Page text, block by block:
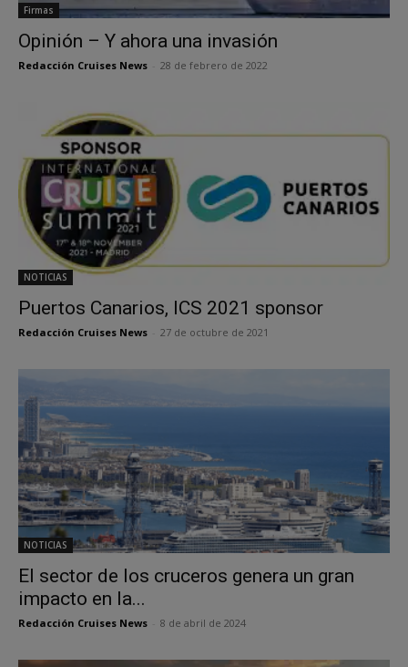
Firmas
Opinión – Y ahora una invasión
Redacción Cruises News 28 de febrero de 2022
NOTICIAS
Puertos Canarios, ICS 2021 sponsor
Redacción Cruises News 27 de octubre de 2021
NOTICIAS
El sector de los cruceros genera un gran
impacto en la...
Redacción Cruises News 8 de abril de 2024